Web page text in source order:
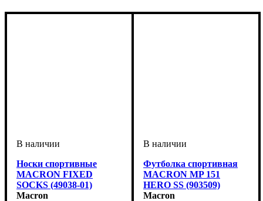
Носки спортивные
MACRON FIXED
SOCKS (49038-01)
Macron
Футболка спортивная
MACRON MP 151
HERO SS (903509)
Macron